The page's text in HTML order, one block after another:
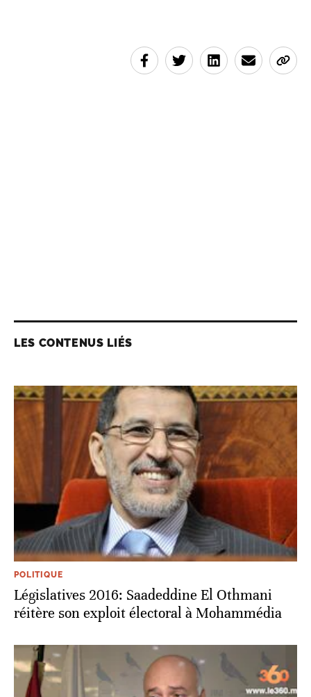
LES CONTENUS LIÉS
POLITIQUE
Législatives 2016: Saadeddine El Othmani
réitère son exploit électoral à Mohammédia